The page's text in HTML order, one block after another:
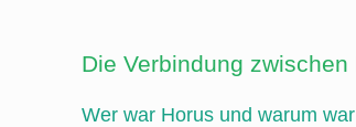
Die Verbindung
Wer war Horus und warum